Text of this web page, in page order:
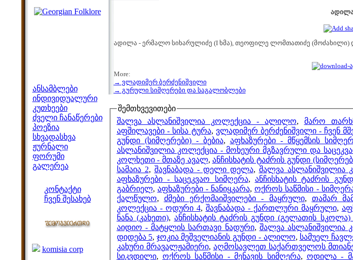
ანსამბლები
ინდივიდუალური
კუთხეები
ძველი ჩანაწერები
პოეზია
სხვადასხვა
ჟურნალი
ფორუმი
გალერეა
კონტაქტი
ჩვენ შესახებ
komisia corp
ადილა - ერმალო სიხარულიძე (I ხმა), თეოფილე ლომთათიძე (მოძახილი)
More:
→ ვლადიმერ ბერძენიშვილი
→ გურული სიმღერები და საგალობლები
შემთხვევითები
შალვა ასლანიშვილია კოლექცია - ალილო, მარო
აფშილავები - სისა ტურა, ვლადიმერ ბერძენიშვილი - ჩვენ
გუნდი (სიმღერები) - ბებია, აფხაზურები - მწყემსის
ასლანიშვილია კოლექცია - მოხეური მგზავრული და
კოლხეთი - მთაზე ავალ, ანჩისხატის ტაძრის გუნდი
სამაია 2, შავნაბადა - დელი დელა, შალვა ასლანიშვილია
აფხაზურები - საცეკვაო სიმღერა, ანჩისხატის ტაძრის
გაბრიელ, აფხაზურები - ნანიყკარა, ოქროს საწმისი -
ქალწულო, ძმები ერქომაიშვილები - მაყრული, თამარ
კოლექცია - ოდური 4, შავნაბადა - ქართლური მაყრული,
ნანა (კახეთი), ანჩისხატის ტაძრის გუნდი (გელათის
აიდიო - მატყლის სართავი ნადური, შალვა ასლანიშვილია
დიდება 5, ჯოკია მეშველიანის გუნდი - ალილო, სამუელ
კახური მრავალჟამიერი, აღმოსავლეთ საქართველოს
სიკვდილი, ოქროს საწმისი - მენავის სიმღერა, ოდილა -